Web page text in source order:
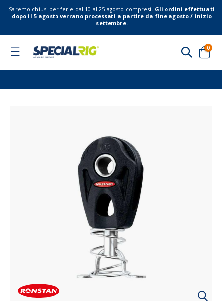
Saremo chiusi per ferie dal 10 al 25 agosto compresi. Gli ordini effettuati
dopo il 5 agosto verrano processati a partire da fine agosto / inizio
settembre.
Toggle
Cart
0